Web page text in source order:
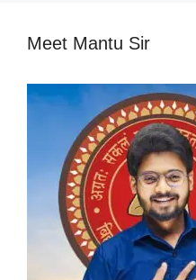
Meet Mantu Sir